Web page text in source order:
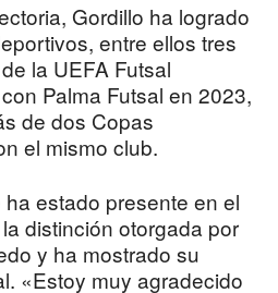
Gordillo ha logrado
entre ellos tres
la UEFA Futsal
Palma Futsal en 2023,
de dos Copas
el mismo club.
estado presente en el
distinción otorgada por
y ha mostrado su
«Estoy muy agradecido